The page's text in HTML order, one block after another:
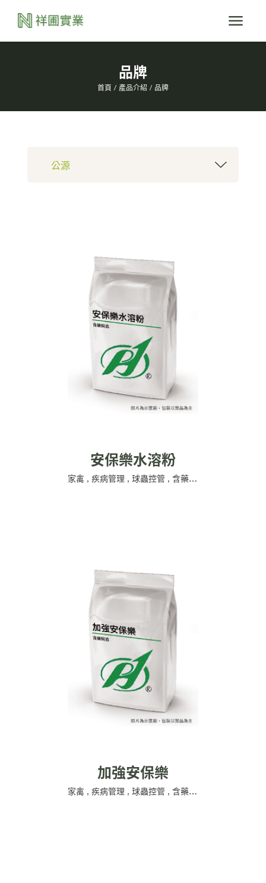
品牌
首頁 產品介紹 品牌
安保樂水溶粉
家禽 ,疾病管理 ,球蟲控管 ,含藥飼添
加強安保樂
家禽 ,疾病管理 ,球蟲控管 ,含藥飼添